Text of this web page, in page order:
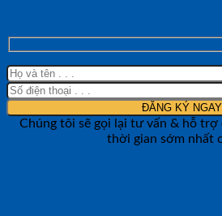
Chúng tôi sẽ gọi lại tư vấn & hỗ trợ
thời gian sớm nhất